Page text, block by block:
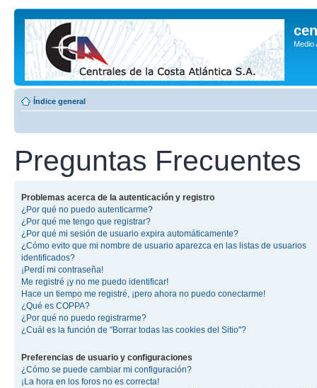
Medio
Índice general
Preguntas Frecuentes
Problemas acerca de la autenticación y registro
¿Por qué no puedo autenticarme?
¿Por qué me tengo que registrar?
¿Por qué mi sesión de usuario expira automáticamente?
¿Cómo evito que mi nombre de usuario aparezca en las listas de usuarios
identificados?
¡Perdí mi contraseña!
Me registré ¡y no me puedo identificar!
Hace un tiempo me registré, ¡pero ahora no puedo conectarme!
¿Qué es COPPA?
¿Por qué no puedo registrarme?
¿Cuál es la función de "Borrar todas las cookies del Sitio"?
Preferencias de usuario y configuraciones
¿Cómo se puede cambiar mi configuración?
¡La hora en los foros no es correcta!